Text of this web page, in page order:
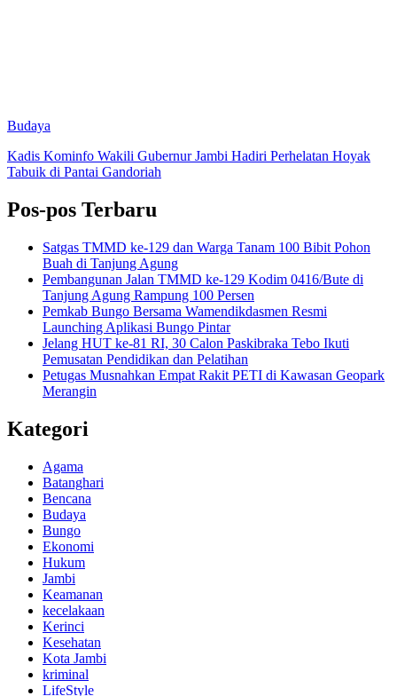
Budaya
Kadis Kominfo Wakili Gubernur Jambi Hadiri Perhelatan Hoyak
Tabuik di Pantai Gandoriah
Pos-pos Terbaru
Satgas TMMD ke-129 dan Warga Tanam 100 Bibit Pohon
Buah di Tanjung Agung
Pembangunan Jalan TMMD ke-129 Kodim 0416/Bute di
Tanjung Agung Rampung 100 Persen
Pemkab Bungo Bersama Wamendikdasmen Resmi
Launching Aplikasi Bungo Pintar
Jelang HUT ke-81 RI, 30 Calon Paskibraka Tebo Ikuti
Pemusatan Pendidikan dan Pelatihan
Petugas Musnahkan Empat Rakit PETI di Kawasan Geopark
Merangin
Kategori
Agama
Batanghari
Bencana
Budaya
Bungo
Ekonomi
Hukum
Jambi
Keamanan
kecelakaan
Kerinci
Kesehatan
Kota Jambi
kriminal
LifeStyle